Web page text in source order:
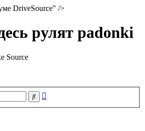
DriveSource" />
рулят padonki
Source
Поиск